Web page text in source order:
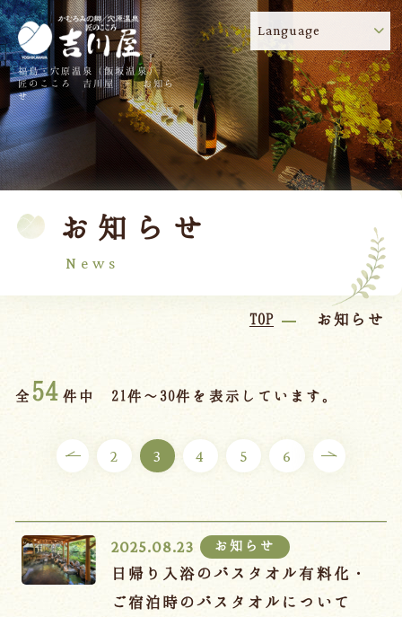
福島・穴原温泉（飯坂温泉）
匠のこころ 吉川屋 - お知ら
せ
Language
お知らせ
News
TOP お知らせ
全54 件中 21件～30件を表示しています。
2 3 4 5 6
2025.08.23 お知らせ
日帰り入浴のバスタオル有料化・
ご宿泊時のバスタオルについて
! 吉川屋のコロナウイルス感染症対策について
TOP 吉川屋について
温泉 客室
料理
館内
ご宿泊プラン
お部屋からプランを選ぶ
空室カレンダーから選ぶ